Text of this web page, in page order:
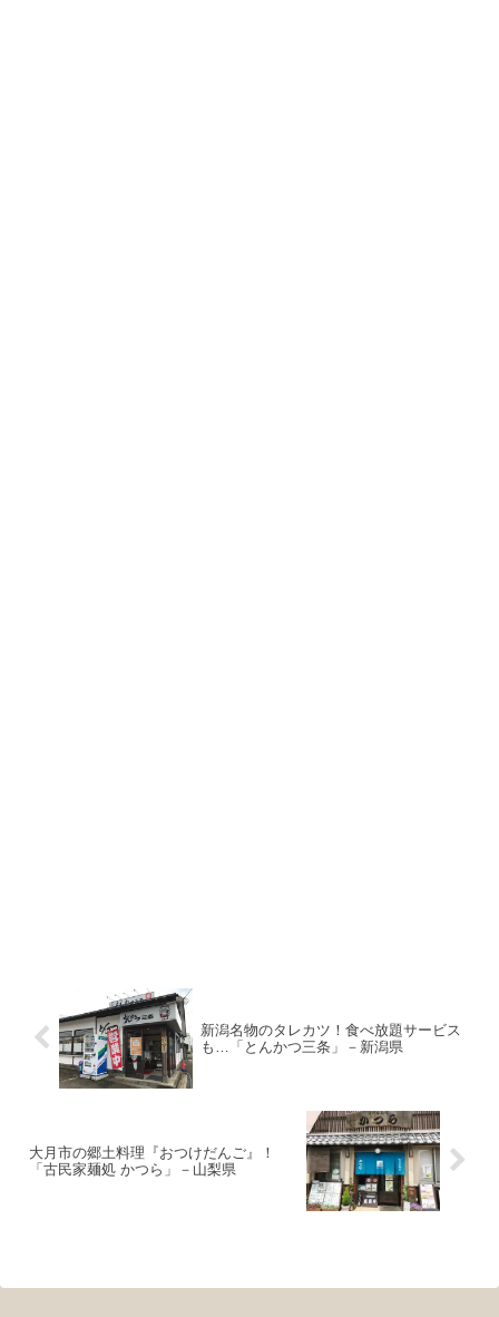
新潟名物のタレカツ！食べ放題サービス
も…「とんかつ三条」－新潟県
大月市の郷土料理『おつけだんご』！
「古民家麺処 かつら」－山梨県